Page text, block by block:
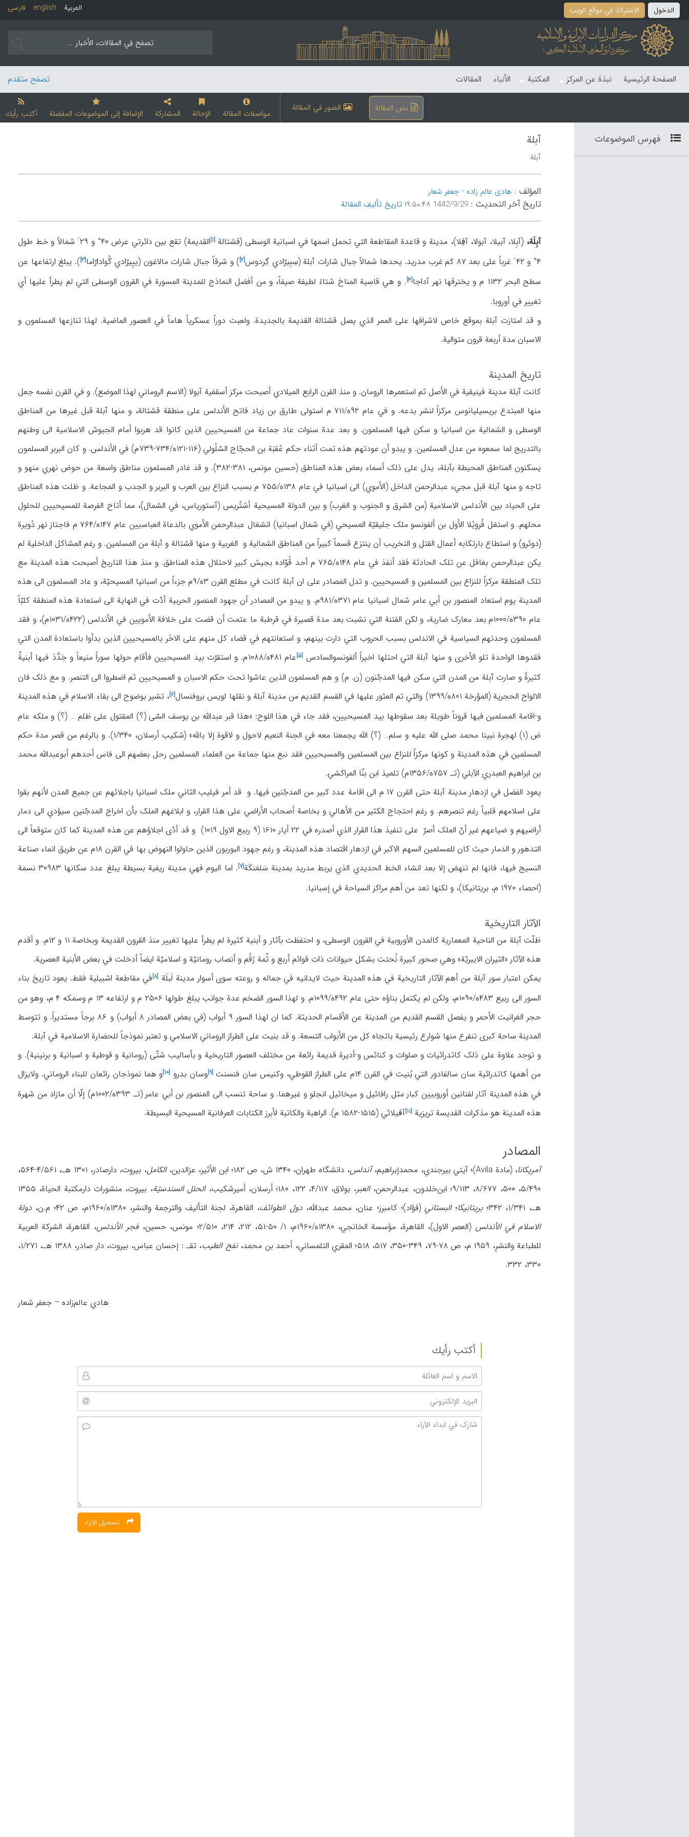
الدخول الاشتراك في موقع الویب فارسی english العربیة
الصفحة الرئیسیة نبذة عن المرکز المکتبة الأنباء المقالات تصفح متقدم
نص المقالة الصور في المقالة مواصفات المقالة الإحالة المشارکة الإضافة إلی الموضوعات المفضلة أکتب رأیك
فهرس الموضوعات آبلة
آبلة
المؤلف : هادی عالم زاده -جعفر شعار
تاریخ آخر التحدیث :1442/9/29 ۱۹:۵۰:۴۸ تاریخ تألیف المقالة
آبِلَة، (آبِلا، آبیلا، آبولا، آڤِلا)، مدینة و قاعدة المقاطعة التي تحمل اسمها في اسبانیة الوسطی (قشتالة[۱]
القدیمة) تقع بین دائرتي عرض ۴۰° و ۲۹´ شمالاً و خط طول
۴° و ۴۲´ غرباً علی بعد ۸۷ کم غرب مدرید. یحدها شمالاً جبال شارات آبلة (سِبِیرّادي
گِردوس[۲] ) و شرقاً جبال شارات مالاغون (ییِیرّاديگُوادارّاما[۳] ). یبلغ ارتفاعها عن
سطح البحر ۱۱۳۲ م و یخترقها نهر
آداجا[۴]
. و هي قاسیة المناخ شتاءً لطیفة صیفاً، و من أفضل النماذج للمدینة المسورة في القرون الوسطی التي لم یطرأ علیها أي
تغییر في أوروبا.
و قد امتازت آبلة بموقع خاص لاشرافها علی الممر الذي یصل قشتالة القدیمة بالجدیدة. ولعبت دوراً عسکریاً هاماً في العصور الماضیة. لهذا تنازعها المسلمون و
الاسبان مدة أربعة قرون متوالیة.
تاریخ المدینة
کانت آبلة مدینة فینیقیة في الأصل ثم استعمرها الرومان. و منذ القرن الرابع المیلادي أصبحت مرکز أسقفیة آبولا (الاسم الروماني لهذا الموضع). و في القرن نفسه جعل
منها المبتدع بریسیلیانوس مرکزاً لنشر بدعه. و في عام ۹۲ه/۷۱۱ م استولی طارق بن زیاد فاتح الأندلس علی منطقة قشتالة، و منها آبلة قبل غیرها من المناطق
الوسطی و الشمالیة من اسبانیا و سکن فیها المسلمون. و بعد عدة سنوات عاد جماعة من المسیحیین الذین کانوا قد هربوا أمام الجیوش الاسلامیة الی وطنهم
بالتدریج لما سمعوه من عدل المسلمین. و یبدو أن عودتهم هذه تمت أثناء حکم عُقبَة بن الحجّاج السّلُولي (۱۱۶-۱۲۱ه/۷۳۴-۷۳۹م) في الأندلس. و کان البربر المسلمون
یسکنون المناطق المحیطة بآبلة، یدل علی ذلک أسماء بعض هذه المناطق (حسین مونس، ۳۸۱-۳۸۲). و قد غادر المسلمون مناطق واسعة من حوض نهري منهو و
تاجه و منها آبلة قبل مجيء عبدالرحمن الداخل (الأموي) الی اسبانیا في عام ۱۳۸ه/۷۵۵ م بسبب النزاع بین العرب و البربر و الجدب و المجاعة. و ظلت هذه المناطق
علی الحیاد بین الأندلس الاسلامیة (من الشرق و الجنوب و الغرب) و بین الدولة المسیحیة أشتُریس (آستوریاس، في الشمال)، مما أتاح الفرصة للمسیحیین للحلول
محلهم. و استغل فُرویُلا الأول بن ألفونسو ملک جلیقیّة المسیحي (في شمال اسبانیا) انشغال عبدالرحمن الأموي بالدعاة العباسیین عام ۱۴۷ه/۷۶۴ م فاجتاز نهر دُویرة
(دوئرو) و استطاع بارتکابه أعمال القتل و التخریب أن ینتزع قسماً کبیراً من المناطق الشمالیة و الغربیة و منها قشتالة و آبلة من المسلمین. و رغم المشاکل الداخلیة لم
یکن عبدالرحمن بغافل عن تلک الحادثة فقد أنفذ في عام ۱۴۸ه/۷۶۵ م أحد قُوّاده بجیش کبیر لاحتلال هذه المناطق. و منذ هذا التاریخ أصبحت هذه المدینة مع
تلک المنطقة مرکزاً للنزاع بین المسلمین و المسیحیین. و تدل المصادر علی ان آبلة کانت في مطلع القرن ۳ه/۹م جزءاً من اسبانیا المسیحیّة، و عاد المسلمون الی هذه
المدینة یوم استعاد المنصور بن أبي عامر شمال اسبانیا عام ۳۷۱ه/۹۸۱م. و یبدو من المصادر أن جهود المنصور الحربیة أدّت في النهایة الی استعادة هذه المنطقة کلبّاً
عام ۳۹۰ه/۱۰۰۰م بعد معارک ضاریة، و لکن الفتنة التي نشبت بعد مدة قصیرة في قرطبة ما عتمت أن قضت علی خلافة الأمویین في الأندلس (۴۲۲ه/۱۰۳۱م)، و فقد
المسلمون وحدتهم السیاسیة في الاندلس بسبب الحروب التي دارت بینهم، و استعانتهم في قضاء کل منهم علی الاخَر بالمسیحیین الذین بدأوا باستعادة المدن التي
فقدوها الواحدة تلو الأخری و منها آبلة التي احتلها اخیراً ألفونسوالسادس[۵]
عام ۴۸۱ه/۱۰۸۸م. و استقرّت بید المسیحیین فأقام حولها سوراً منیعاً و جَدَّدَ فیها أبنیةٌ
کثیرةً و صارت آبلة من المدن التي سکن فیها المدجّنون (ن. م) و هم المسلمون الذین عاشوا تحت حکم الاسبان و المسیحیین ثم اضطروا الی التنصر. و مع ذلک فان
الالواح الحجریة (المؤرخة ۸۰۱ه/۱۳۹۹) والتي تم العثور علیها في القسم القدیم من مدینة آبلة و نقلها لویس
بروفنسال[۶] ، تشیر بوضوح الی بقاء الاسلام في هذه المدینة
و-اقامة المسلمین فیها قروناً طویلة بعد سقوطها بید المسیحیین، فقد جاء في هذا اللوح: «هذا قبر عبداللَّه بن یوسف السّی (؟) المقتول علی ظلم … (؟) و ملکه عام
ض (۱) لهجرة نبینا محمد صلی اللَّه علیه و سلم… (؟) اللَّه یجمعنا معه في الجنة النعیم لاحول و لاقوة إلا باللَّه» (شکیب أرسلان، ۱/۳۴۰). و بالرغم من قصر مدة حکم
المسلمین في هذه المدینة و کونها مرکزاً للنزاع بین المسلمین والمسیحیین فقد نبع منها جماعة من العلماء المسلمین رحل بعضهم الی فاس أحدهم أبوعبداللَّه محمد
بن ابراهیم العبدري الآبلي (تـ ۷۵۷ه/۱۳۵۶م) تلمیذ ابن بنّا المراکشي.
یعود الفضل في ازدهار مدینة آبلة حتی القرن ۱۷ م الی اقامة عدد کبیر من المدجّنین فیها. و قد أمر فیلیب الثاني ملک اسبانیا باجلائهم عن جمیع المدن لأنهم بقوا
علی اسلامهم قلبیاً رغم تنصرهم. و رغم احتجاج الکثیر من الأهالي و بخاصة أصحاب الأراضي علی هذا القرار، و ابلاغهم الملک بأن اخراج المدجّنین سیؤدي الی دمار
أراضیهم و ضیاعهم غیر أنّ الملک أصرّ علی تنفیذ هذا القرار الذي أصدره في ۲۲ أیار ۱۶۱۰ (۹ ربیع الاول ۱۰۱۹) و قد أدّی اجلاؤهم عن هذه المدینة کما کان متوقعاً الی
التدهور و الدمار حیث کان للمسلمین السهم الاکبر في ازدهار اقتصاد هذه المدینة، و رغم جهود البوربون الذین حاولوا النهوض بها في القرن ۱۸م عن طریق انماء صناعة
النسیج فیها، فانها لم تنهض إلا بعد انشاء الخط الحدیدي الذي یربط مدرید بمدینة سَلمَنکَة[۷]
. اما الیوم فهي مدینة ریفیة بسیطة یبلغ عدد سکانها ۳۰۹۸۳ نسمة
(احصاء ۱۹۷۰ م، بریتانیکا)، و لکنها تعد من أهم مراکز السیاحة في إسبانیا.
الآثار التاریخیة
ظلّت آبلة من الناحیة المعماریة کالمدن الأوروبیة في القرون الوسطی، و احتفظت بآثار و أبنیة کثیرة لم یطرأ علیها تغییر منذ القرون القدیمة وبخاصة ۱۱ و ۱۲م. و أقدم
هذه الآثار «الثیران الایبریّة» وهي صحور کبیرة نُحتت بشکل حیوانات ذات قوائم أربع و ثّمة رُقُم و أنصاب رومانیّة و اسلامیّة ایضاً أدخلت في بعض الأبنیة العصریة.
یمکن اعتبار سور آبلة من أهم الآثار التاریخیة في هذه المدینة حیث لایدانیه في جماله و روعته سوی أسوار مدینة لَبلَة [۸]
في مقاطعة اشبیلیة فقط. یعود تاریخ بناء
السور الی ربیع ۴۸۳ه/۱۰۹۰م، ولکن لم یکتمل بناؤه حتی عام ۴۹۲ه/۱۰۹۹م. و لهذا السور الضخم عدة جوانب یبلغ طولها ۲۵۰۶ م و ارتفاعه ۱۳ م وسمکه ۴ م، وهو من
حجر الغرانیت الأحمر و یفصل القسم القدیم من المدینة عن الأقسام الحدیثة. کما ان لهذا السور ۹ أبواب (في بعض المصادر ۸ أبواب) و ۸۶ برجاً مستدیراً. و تتوسط
المدینة ساحة کبری تنفرع منها شوارع رئیسیة باتجاه کل من الأبواب التسعة. و قد بنیت علی الطراز الروماني الاسلامي و تعتبر نموذجاً للحضارة الاسلامیة في آبلة.
و توجد علاوة علی ذلک کاتدرائیات و صلوات و کنائس و-أدیرة قدیمة رائعة من مختلف العصور التاریخیة و بأسالیب شتّی (رومانیة و قوطیة و اسبانیة و برنینیة). و
من أهمها کاتدرائیة سان سالفادور التي بُنیت في القرن ۱۴م علی الطراز القوطي، وکنیس سان
فنسنت[۹] وسانبدرو [۱۰]
و هما نموذجان رائعان للبناء الروماني. ولایزال
في هذه المدینة آثار لفنانین أوروبیین کبار مثل رافائیل و میخائیل انجلو و غیرهما. و ساحة تنسب الی المنصور بن أبي عامر (تـ ۳۹۳ه/۱۰۰۲م) إلّا أن مازاد من شهرة
هذه المدینة هو مذکرات القدیسةتریزیة[۱۱] آڤیلائي (۱۵۱۵-۱۵۸۲ م). الراهبة والکاتبة لأبرز الکتابات العرفانیة المسیحیة البسیطة.
المصادر
آمریکانا، (مادة Avila)؛ آیتي بیرجندي، محمدإبراهیم، آندلس، دانشگاه طهران، ۱۳۴۰ ش، ص ۱۸۲؛ ابن الأثیر، عزالدین، الکامل
، بیروت، دارصادر، ۱۳۰۱ هـ، ۴/۵۶۱-۵۶۴،
۵/۴۹۰، ۵۰۰، ۸/۶۷۷، ۹/۱۱۳؛ ابن‌خلدون، عبدالرحمن،
العبر، بولاق، ۴/۱۱۷، ۱۲۲، ۱۸۰؛ أرسلان، أمیرشکیب، الحلل السندسیّة
، بیروت، منشورات دارمکتبة الحیاة، ۱۳۵۵
هـ، ۱/۳۴۱، ۳۴۲؛
بریتانیکا؛البستاني(فؤاد)؛ کامبرز؛ عنان، محمد عبداللَّه،دول الطوائف، القاهرة، لجنة التألیف والترجمة والنشر، ۱۳۸۰ه/۱۹۶۰م، ص ۴۲؛ م.ن،
دولة
الاسلام في الأندلس (العصر الاول)، القاهرة، مؤسسة الخانجي، ۱۳۸۰ه/۱۹۶۰م، ۱/ ۵۰-۵۱، ۲۱۲، ۲۱۴، ۲/۵۱۰؛ مونس، حسین، فجر الأندلس، القاهرة، الشرکة العربیة
للطباعة والنشرِ، ۱۹۵۹ م، ص ۷۸-۷۹، ۳۴۹-۳۵۰، ۵۱۷، ۵۱۸؛ المقري التلمساني، أحمد بن محمد،
نفح الطیب
، تقـ : إحسان عباس، بیروت، دار صادر، ۱۳۸۸ هـ، ۱/۲۷۱،
۳۳۰، ۳۳۲.
هادي عالم‌زاده – جعفر شعار
أکتب رأیك
تسجیل الآراء